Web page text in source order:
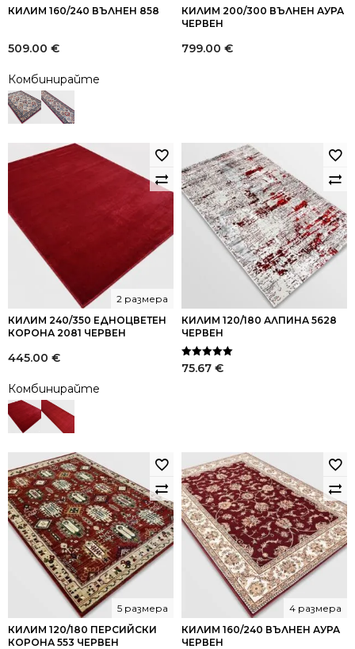
КИЛИМ 160/240 ВЪЛНЕН 858
509.00 €
Комбинирайте
КИЛИМ 200/300 ВЪЛНЕН АУРА
ЧЕРВЕН
799.00 €
КИЛИМ 240/350 ЕДНОЦВЕТЕН
КОРОНА 2081 ЧЕРВЕН
2 размера
445.00 €
Комбинирайте
КИЛИМ 120/180 АЛПИНА 5628
ЧЕРВЕН
Оценено на
5.00
75.67 €
КИЛИМ 120/180 ПЕРСИЙСКИ
КОРОНА 553 ЧЕРВЕН
5 размера
КИЛИМ 160/240 ВЪЛНЕН АУРА
ЧЕРВЕН
4 размера